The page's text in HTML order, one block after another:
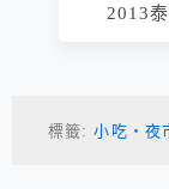
2013
標籤:小吃‧夜